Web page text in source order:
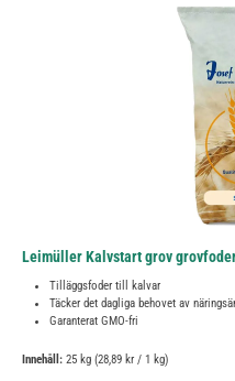
Leimüller Kalvstart grov
Tilläggsfoder till kalvar
Täcker det dagliga behovet av
Garanterat GMO-fri
Innehåll: 25 kg (28,89 kr / 1 kg)